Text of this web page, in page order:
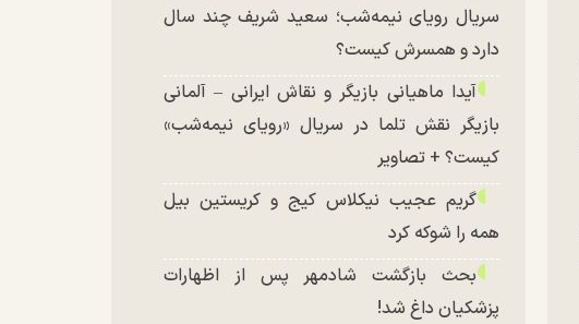
سریال رویای نیمه‌شب؛ سعید شریف چند سال
دارد و همسرش کیست؟
آیدا ماهیانی بازیگر و نقاش ایرانی – آلمانی
بازیگر نقش تلما در سریال «رویای نیمه‌شب»
کیست؟ + تصاویر
گریم عجیب نیکلاس کیج و کریستین بیل
همه را شوکه کرد
بحث بازگشت شادمهر پس از اظهارات
پزشکیان داغ شد!